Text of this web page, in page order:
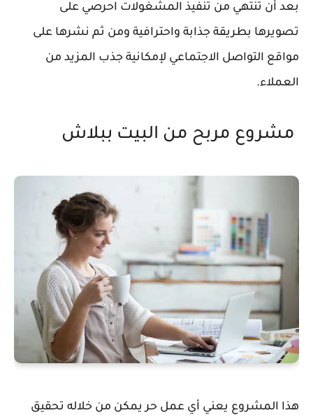
بعد أن تنتهي من تنفيذ المشغولات احرصي على
تصويرها بطريقة جذابة واحترافية ومن ثم نشرها على
مواقع التواصل الاجتماعي لإمكانية جذب المزيد من
العملاء.
مشروع مربح من البيت ببلاش
هذا المشروع يعني أي عمل حر يمكن من خلاله تحقيق